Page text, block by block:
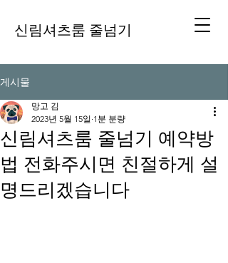
신림셔츠룸 줄넘기
게시물
신림셔츠룸 줄넘기 예약방
법 전화주시면 친절하게 설
명드리겠습니다
망고 김
2023년 5월 15일 1분 분량